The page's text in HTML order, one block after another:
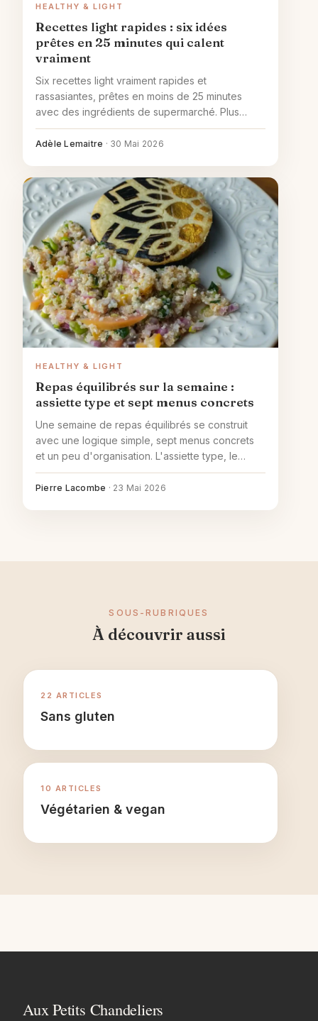
HEALTHY & LIGHT
Recettes light rapides : six idées
prêtes en 25 minutes qui calent
vraiment
Six recettes light vraiment rapides et
rassasiantes, prêtes en moins de 25 minutes
avec des ingrédients de supermarché. Plus
deux variations froides à emporter et la méthode
pour alléger ses propres recettes.
Adèle Lemaitre · 30 Mai 2026
HEALTHY & LIGHT
Repas équilibrés sur la semaine :
assiette type et sept menus concrets
Une semaine de repas équilibrés se construit
avec une logique simple, sept menus concrets
et un peu d'organisation. L'assiette type, le
canevas hebdomadaire et la méthode batch.
Pierre Lacombe · 23 Mai 2026
SOUS-RUBRIQUES
À découvrir aussi
22 ARTICLES
Sans gluten
10 ARTICLES
Végétarien & vegan